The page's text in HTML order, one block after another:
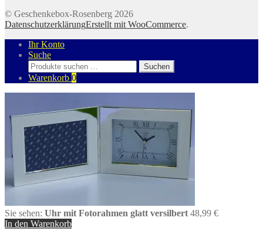
© Geschenkebox-Rosenberg 2026
DatenschutzerklärungErstellt mit WooCommerce.
Ihr Konto
Suche
Suchen
nach:
Suchen
Warenkorb 0
Sie sehen: Uhr mit Fotorahmen glatt versilbert 48,99 €
In den Warenkorb